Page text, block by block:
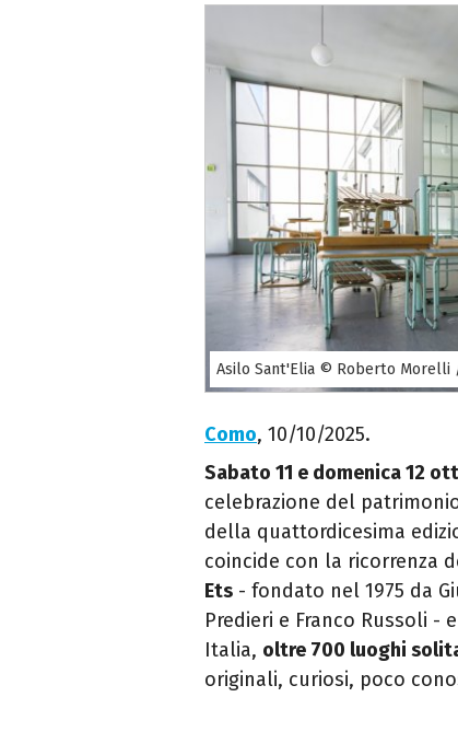
Asilo Sant'Elia © Roberto Morelli
Como, 10/10/2025.
Sabato 11 e domenica 12
celebrazione del
della quattordicesima
coincide con la ricorrenza
Ets - fondato nel 1975 da
Predieri e Franco Russoli
Italia, oltre 700 luoghi
originali, curiosi, poco